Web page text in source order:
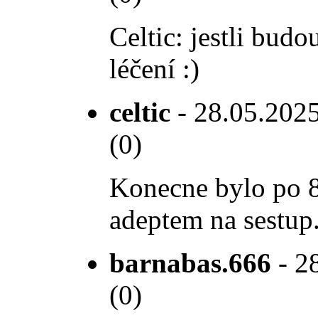
Celtic: jestli
léčení :)
celtic -
(0)
Konecne bylo po
adeptem na
barnabas.666 -
(0)